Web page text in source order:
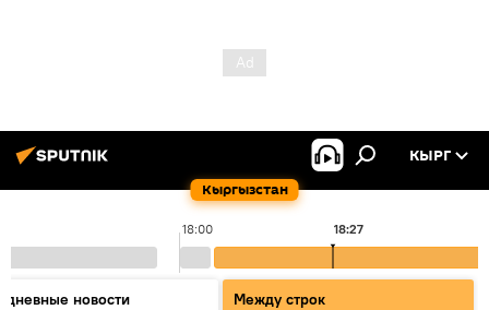
Кыргызстан
КЫРГ
18:00 18:27
новости
Между строк